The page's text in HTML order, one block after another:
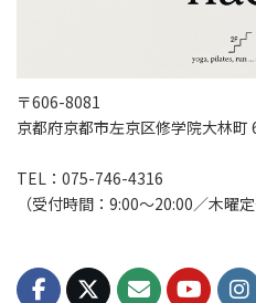
〒606-8081
京都府京都市左京区修学院大林
TEL：075-746-4316
（受付時間：9:00〜20:00／木曜定